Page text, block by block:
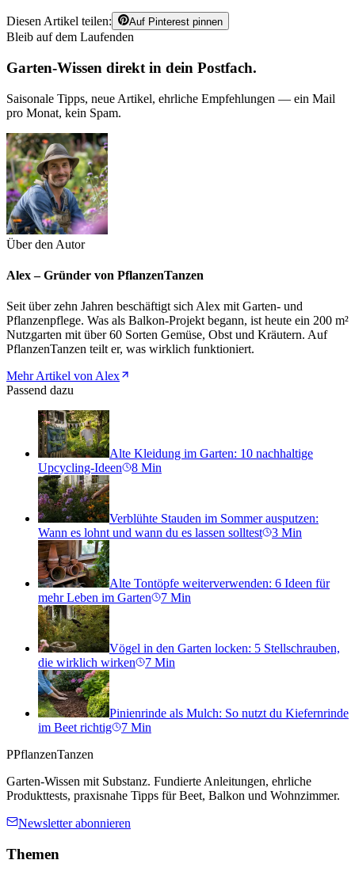
Diesen Artikel teilen: Auf Pinterest pinnen
Bleib auf dem Laufenden
Garten-Wissen direkt in dein Postfach.
Saisonale Tipps, neue Artikel, ehrliche Empfehlungen — ein Mail
pro Monat, kein Spam.
Über den Autor
Alex – Gründer von PflanzenTanzen
Seit über zehn Jahren beschäftigt sich Alex mit Garten- und
Pflanzenpflege. Was als Balkon-Projekt begann, ist heute ein 200 m²
Nutzgarten mit über 60 Sorten Gemüse, Obst und Kräutern. Auf
PflanzenTanzen teilt er, was wirklich funktioniert.
Mehr Artikel von Alex
Passend dazu
Alte Kleidung im Garten: 10 nachhaltige
Upcycling-Ideen
8 Min
Verblühte Stauden im Sommer ausputzen:
Wann es lohnt und wann du es lassen solltest
3 Min
Alte Tontöpfe weiterverwenden: 6 Ideen für
mehr Leben im Garten
7 Min
Vögel in den Garten locken: 5 Stellschrauben,
die wirklich wirken
7 Min
Pinienrinde als Mulch: So nutzt du Kiefernrinde
im Beet richtig
7 Min
PPflanzenTanzen
Garten-Wissen mit Substanz. Fundierte Anleitungen, ehrliche
Produkttests, praxisnahe Tipps für Beet, Balkon und Wohnzimmer.
Newsletter abonnieren
Themen